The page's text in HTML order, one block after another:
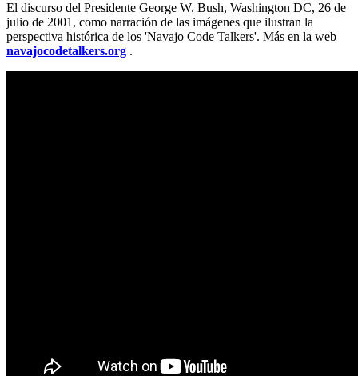
El discurso del Presidente George W. Bush, Washington DC, 26 de
julio de 2001, como narración de las imágenes que ilustran la
perspectiva histórica de los 'Navajo Code Talkers'. Más en la web
navajocodetalkers.org .